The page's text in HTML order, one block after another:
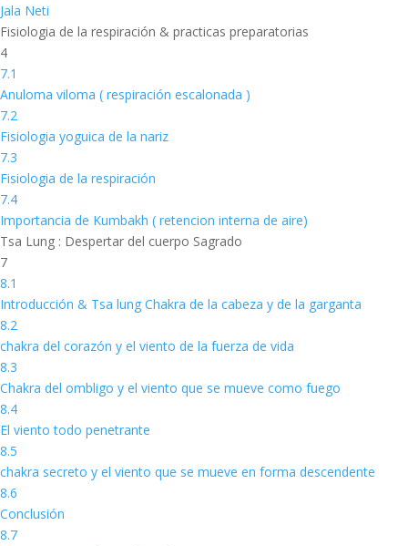
Jala Neti
Fisiologia de la respiración & practicas preparatorias
4
7.1
Anuloma viloma ( respiración escalonada )
7.2
Fisiologia yoguica de la nariz
7.3
Fisiologia de la respiración
7.4
Importancia de Kumbakh ( retencion interna de aire)
Tsa Lung : Despertar del cuerpo Sagrado
7
8.1
Introducción & Tsa lung Chakra de la cabeza y de la garganta
8.2
chakra del corazón y el viento de la fuerza de vida
8.3
Chakra del ombligo y el viento que se mueve como fuego
8.4
El viento todo penetrante
8.5
chakra secreto y el viento que se mueve en forma descendente
8.6
Conclusión
8.7